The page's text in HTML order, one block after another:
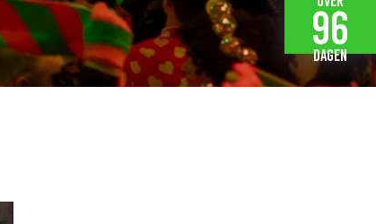
96
dagen